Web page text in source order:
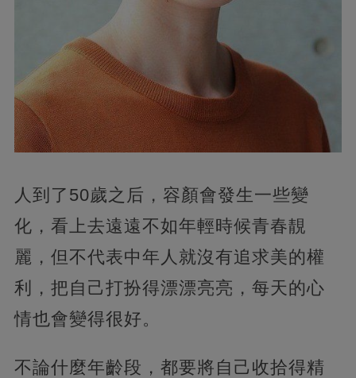
人到了50歲之后，容顏會發生一些變
化，看上去遠遠不如年輕時候青春靚
麗，但不代表中年人就沒有追求美的權
利，把自己打扮得漂漂亮亮，每天的心
情也會變得很好。
不論什麼年齡段，都要將自己收拾得精